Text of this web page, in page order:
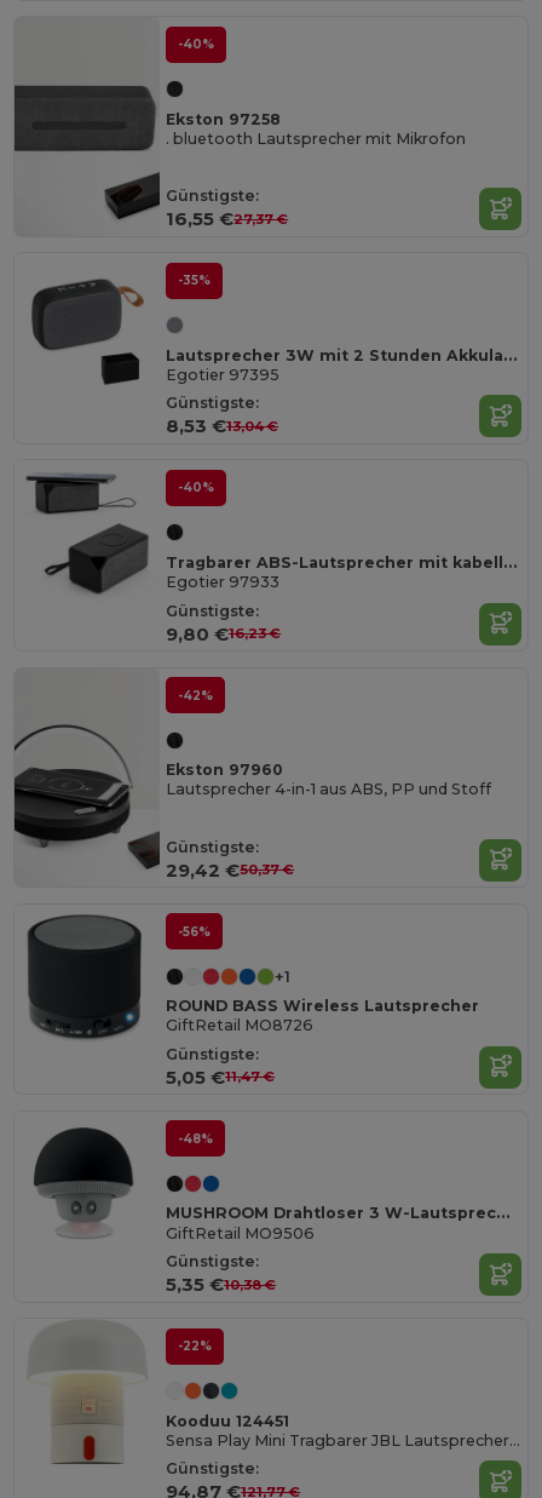
-40%
Ekston 97258
. bluetooth Lautsprecher mit Mikrofon
Günstigste:
16,55 €27,37 €
-35%
Lautsprecher 3W mit 2 Stunden Akkulaufzeit aus Polyester und ABS
Egotier 97395
Günstigste:
8,53 €13,04 €
-40%
Tragbarer ABS-Lautsprecher mit kabelloser Aufladung
Egotier 97933
Günstigste:
9,80 €16,23 €
-42%
Ekston 97960
Lautsprecher 4-in-1 aus ABS, PP und Stoff
Günstigste:
29,42 €50,37 €
-56%
+1
ROUND BASS Wireless Lautsprecher
GiftRetail MO8726
Günstigste:
5,05 €11,47 €
-48%
MUSHROOM Drahtloser 3 W-Lautsprecher
GiftRetail MO9506
Günstigste:
5,35 €10,38 €
-22%
Kooduu 124451
Sensa Play Mini Tragbarer JBL Lautsprecher mit Leuchte
Günstigste:
94,87 €121,77 €